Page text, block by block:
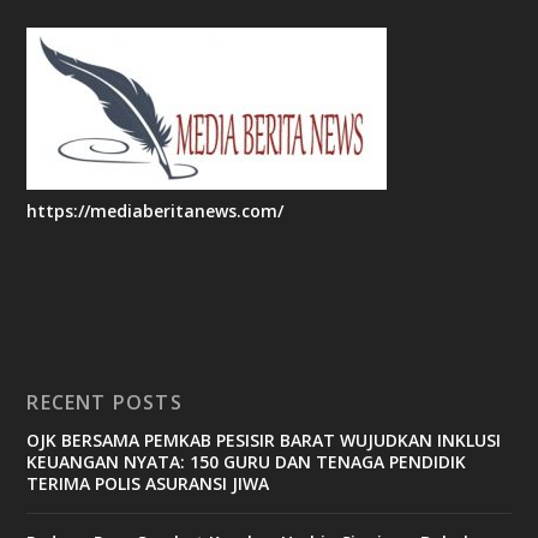
https://mediaberitanews.com/
RECENT POSTS
OJK BERSAMA PEMKAB PESISIR BARAT WUJUDKAN INKLUSI
KEUANGAN NYATA: 150 GURU DAN TENAGA PENDIDIK
TERIMA POLIS ASURANSI JIWA